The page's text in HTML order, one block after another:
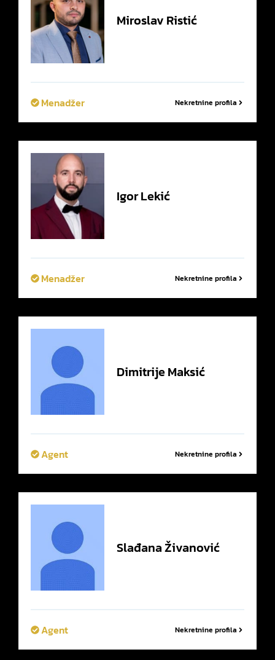
Miroslav Ristić
Menadžer Nekretnine profila
IgorLekić
Menadžer Nekretnine profila
DimitrijeMaksić
Agent Nekretnine profila
SlađanaŽivanović
Agent Nekretnine profila